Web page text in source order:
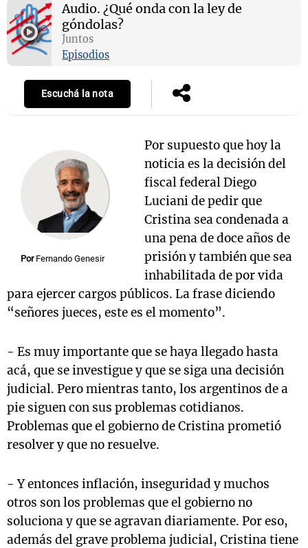
Audio. ¿Qué onda con la ley de
góndolas?
Juntos
Episodios
Escuchá la nota
Por Fernando Genesir
Por supuesto que hoy la
noticia es la decisión del
fiscal federal Diego
Luciani de pedir que
Cristina sea condenada a
una pena de doce años de
prisión y también que sea
inhabilitada de por vida
para ejercer cargos públicos. La frase diciendo
“señores jueces, este es el momento”.
- Es muy importante que se haya llegado hasta
acá, que se investigue y que se siga una decisión
judicial. Pero mientras tanto, los argentinos de a
pie siguen con sus problemas cotidianos.
Problemas que el gobierno de Cristina prometió
resolver y que no resuelve.
- Y entonces inflación, inseguridad y muchos
otros son los problemas que el gobierno no
soluciona y que se agravan diariamente. Por eso,
además del grave problema judicial, Cristina tiene
Mundial 2026
Notas
La Sole en
Cadena 3